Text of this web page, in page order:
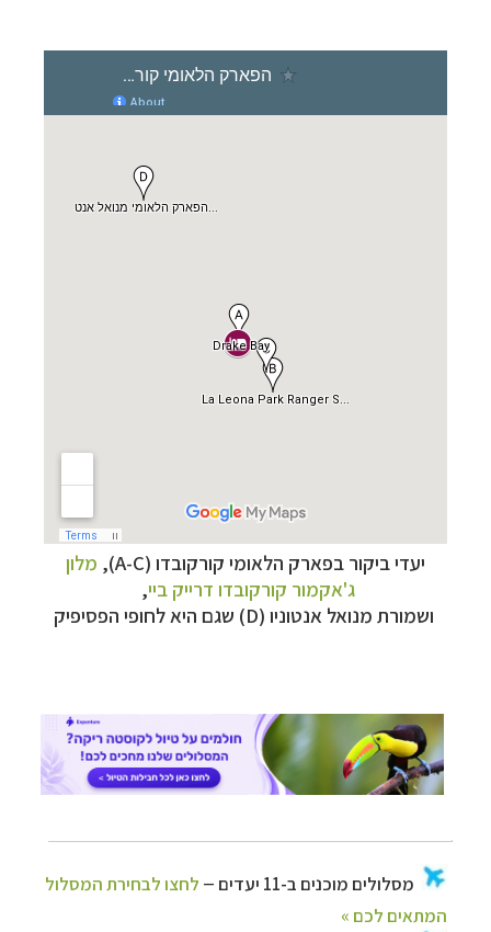
יעדי ביקור בפארק הלאומי קורקובדו (A-C),
מלון
ג'אקמור קורקובדו דרייק ביי,
ושמורת מנואל אנטוניו (D) שגם היא לחופי הפסיפיק
מסלולים מוכנים ב-11 יעדים –לחצו לבחירת המסלול
המתאים לכם »
מעטפת לוגיסטית מלאה: מלונות, רכב ופעילויות–